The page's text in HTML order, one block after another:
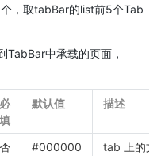
，取tabBar的list前5个Tab
TabBar中承载的页面，
必
填
默认值 描述
否 #000000
tab 上的文